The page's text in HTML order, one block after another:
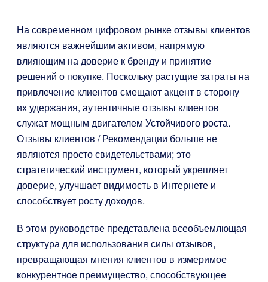
На современном цифровом рынке отзывы клиентов
являются важнейшим активом, напрямую
влияющим на доверие к бренду и принятие
решений о покупке. Поскольку растущие затраты на
привлечение клиентов смещают акцент в сторону
их удержания, аутентичные отзывы клиентов
служат мощным двигателем Устойчивого роста.
Отзывы клиентов / Рекомендации больше не
являются просто свидетельствами; это
стратегический инструмент, который укрепляет
доверие, улучшает видимость в Интернете и
способствует росту доходов.
В этом руководстве представлена всеобъемлющая
структура для использования силы отзывов,
превращающая мнения клиентов в измеримое
конкурентное преимущество, способствующее